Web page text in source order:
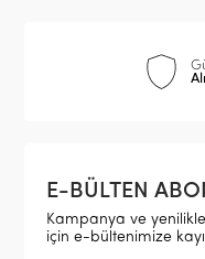
E-BÜLTEN
Kampanya ve
için e-bültenimize